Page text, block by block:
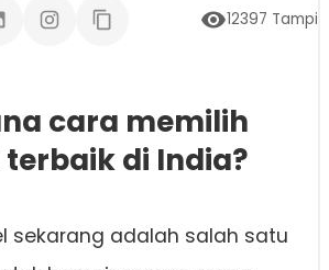
12397
cara memilih
terbaik di India?
sekarang adalah salah satu